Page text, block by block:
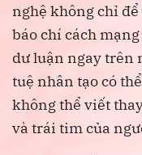
nghệ không chỉ
báo chí cách
dư luận ngay trên
tuệ nhân tạo có
không thể viết
và trái tim của